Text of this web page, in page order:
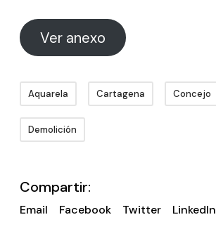
Ver anexo
Aquarela Cartagena Concejo
Demolición
Compartir:
Email Facebook Twitter LinkedIn